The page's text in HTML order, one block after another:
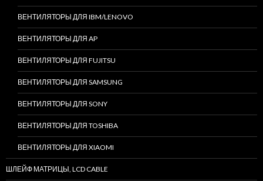
ВЕНТИЛЯТОРЫ ДЛЯ IBM/LENOVO
ВЕНТИЛЯТОРЫ ДЛЯ AP
ВЕНТИЛЯТОРЫ ДЛЯ FUJITSU
ВЕНТИЛЯТОРЫ ДЛЯ SAMSUNG
ВЕНТИЛЯТОРЫ ДЛЯ SONY
ВЕНТИЛЯТОРЫ ДЛЯ TOSHIBA
ВЕНТИЛЯТОРЫ ДЛЯ XIAOMI
ШЛЕЙФ МАТРИЦЫ, LCD CABLE